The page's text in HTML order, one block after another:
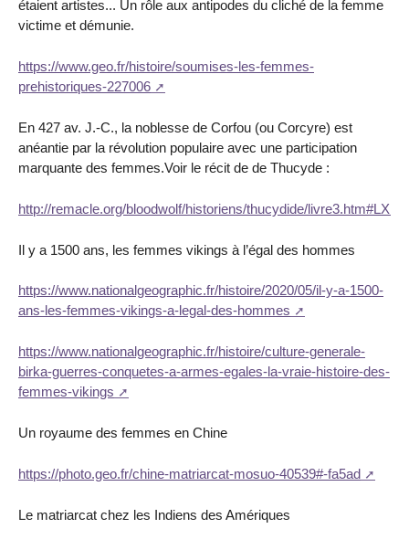
étaient artistes... Un rôle aux antipodes du cliché de la femme
victime et démunie.
https://www.geo.fr/histoire/soumises-les-femmes-
prehistoriques-227006
En 427 av. J.-C., la noblesse de Corfou (ou Corcyre) est
anéantie par la révolution populaire avec une participation
marquante des femmes.Voir le récit de de Thucyde :
http://remacle.org/bloodwolf/historiens/thucydide/livre3.htm#LXIX
Il y a 1500 ans, les femmes vikings à l’égal des hommes
https://www.nationalgeographic.fr/histoire/2020/05/il-y-a-1500-
ans-les-femmes-vikings-a-legal-des-hommes
https://www.nationalgeographic.fr/histoire/culture-generale-
birka-guerres-conquetes-a-armes-egales-la-vraie-histoire-des-
femmes-vikings
Un royaume des femmes en Chine
https://photo.geo.fr/chine-matriarcat-mosuo-40539#-fa5ad
Le matriarcat chez les Indiens des Amériques